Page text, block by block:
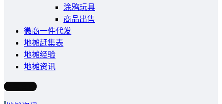
涂鸦玩具
商品出售
微商一件代发
地摊赶集表
地摊经验
地摊资讯
写文章